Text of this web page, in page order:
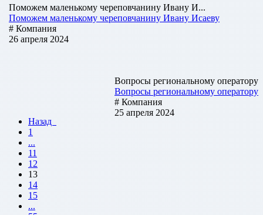
Поможем маленькому череповчанину Ивану И...
Поможем маленькому череповчанину Ивану Исаеву
# Компания
26 апреля 2024
Вопросы региональному оператору
Вопросы региональному оператору
# Компания
25 апреля 2024
Назад
1
...
11
12
13
14
15
...